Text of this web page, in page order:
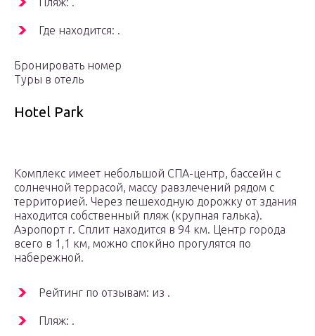
Где находится: .
Бронировать номер
Туры в отель
Hotel Park
Комплекс имеет небольшой СПА-центр, бассейн с
солнечной террасой, массу равзлечений рядом с
территорией. Через пешеходную дорожку от здания
находится собственный пляж (крупная галька).
Аэропорт г. Сплит находится в 94 км. Центр города
всего в 1,1 км, можно спокйно прогулятся по
набережной.
Рейтинг по отзывам: из .
Пляж: .